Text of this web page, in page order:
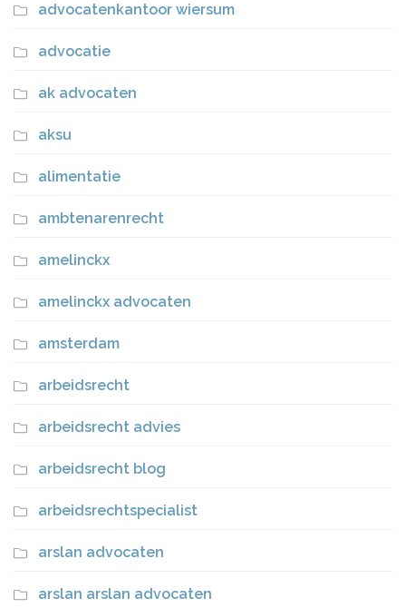
advocatenkantoor wiersum
advocatie
ak advocaten
aksu
alimentatie
ambtenarenrecht
amelinckx
amelinckx advocaten
amsterdam
arbeidsrecht
arbeidsrecht advies
arbeidsrecht blog
arbeidsrechtspecialist
arslan advocaten
arslan arslan advocaten